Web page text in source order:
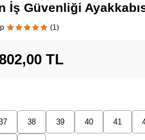
İş Güvenliği
(1)
TL
38 39 40 41